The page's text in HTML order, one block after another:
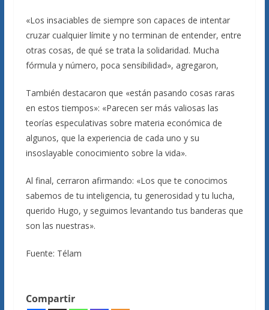
«Los insaciables de siempre son capaces de intentar
cruzar cualquier límite y no terminan de entender, entre
otras cosas, de qué se trata la solidaridad. Mucha
fórmula y número, poca sensibilidad», agregaron,
También destacaron que «están pasando cosas raras
en estos tiempos»: «Parecen ser más valiosas las
teorías especulativas sobre materia económica de
algunos, que la experiencia de cada uno y su
insoslayable conocimiento sobre la vida».
Al final, cerraron afirmando: «Los que te conocimos
sabemos de tu inteligencia, tu generosidad y tu lucha,
querido Hugo, y seguimos levantando tus banderas que
son las nuestras».
Fuente: Télam
Compartir